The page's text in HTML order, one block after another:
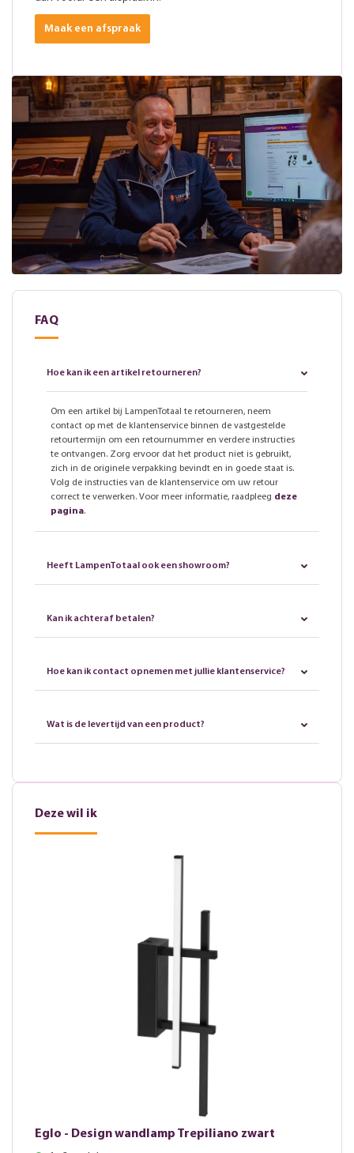
Maak een afspraak
FAQ
Hoe kan ik een artikel retourneren?
Om een artikel bij LampenTotaal te retourneren, neem
contact op met de klantenservice binnen de vastgestelde
retourtermijn om een retournummer en verdere instructies
te ontvangen. Zorg ervoor dat het product niet is gebruikt,
zich in de originele verpakking bevindt en in goede staat is.
Volg de instructies van de klantenservice om uw retour
correct te verwerken. Voor meer informatie, raadpleeg deze
pagina.
Heeft LampenTotaal ook een showroom?
Kan ik achteraf betalen?
Hoe kan ik contact opnemen met jullie klantenservice?
Wat is de levertijd van een product?
Deze wil ik
Eglo - Design wandlamp Trepiliano zwart